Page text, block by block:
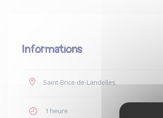
Informations
Saint-Brice-de-Landelles
1 heure